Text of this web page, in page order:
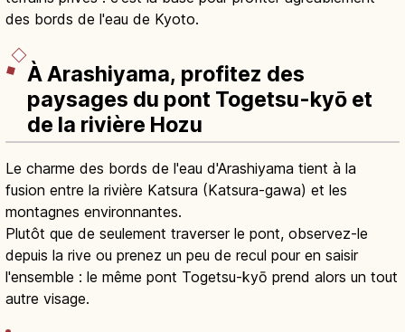
des bords de l'eau de Kyoto.
À Arashiyama, profitez des
paysages du pont Togetsu-kyō et
de la rivière Hozu
Le charme des bords de l'eau d'Arashiyama tient à la
fusion entre la rivière Katsura (Katsura-gawa) et les
montagnes environnantes.
Plutôt que de seulement traverser le pont, observez-le
depuis la rive ou prenez un peu de recul pour en saisir
l'ensemble : le même pont Togetsu-kyō prend alors un tout
autre visage.